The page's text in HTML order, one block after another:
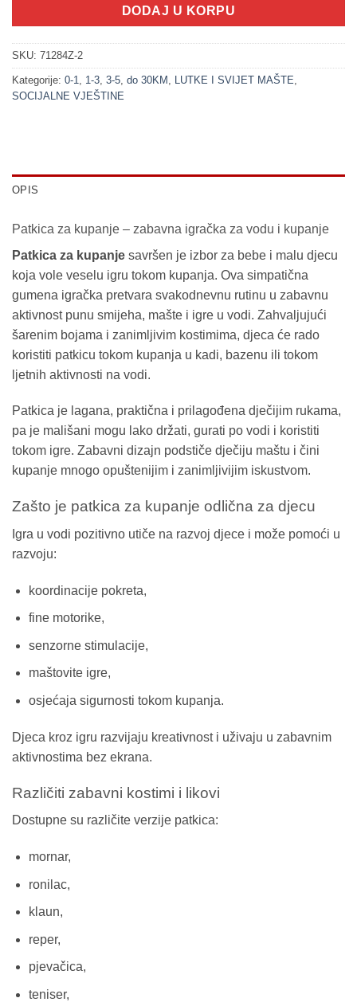
DODAJ U KORPU
SKU: 71284Z-2
Kategorije: 0-1 1-3 3-5 do 30KM LUTKE I SVIJET MAŠTE
SOCIJALNE VJEŠTINE
OPIS
Patkica za kupanje – zabavna igračka za vodu i kupanje
Patkica za kupanje savršen je izbor za bebe i malu djecu
koja vole veselu igru tokom kupanja. Ova simpatična
gumena igračka pretvara svakodnevnu rutinu u zabavnu
aktivnost punu smijeha, mašte i igre u vodi. Zahvaljujući
šarenim bojama i zanimljivim kostimima, djeca će rado
koristiti patkicu tokom kupanja u kadi, bazenu ili tokom
ljetnih aktivnosti na vodi.
Patkica je lagana, praktična i prilagođena dječijim rukama,
pa je mališani mogu lako držati, gurati po vodi i koristiti
tokom igre. Zabavni dizajn podstiče dječiju maštu i čini
kupanje mnogo opuštenijim i zanimljivijim iskustvom.
Zašto je patkica za kupanje odlična za djecu
Igra u vodi pozitivno utiče na razvoj djece i može pomoći u
razvoju:
koordinacije pokreta,
fine motorike,
senzorne stimulacije,
maštovite igre,
osjećaja sigurnosti tokom kupanja.
Djeca kroz igru razvijaju kreativnost i uživaju u zabavnim
aktivnostima bez ekrana.
Različiti zabavni kostimi i likovi
Dostupne su različite verzije patkica:
mornar,
ronilac,
klaun,
reper,
pjevačica,
teniser,